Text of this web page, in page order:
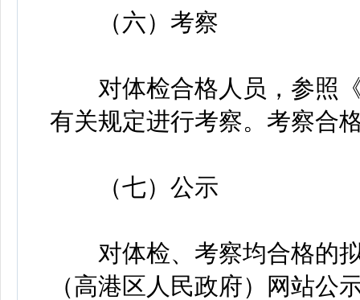
（六）考察
对体检合格人员，参照《
有关规定进行考察。考察合
（七）公示
对体检、考察均合格的拟
（高港区人民政府）网站公